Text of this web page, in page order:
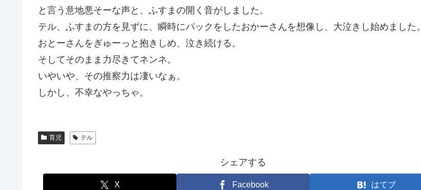
と言う意地悪そーな声と、ふすまの開く音がしました。
テル、ふすまの方を見ずに、瞬時にパックをしたおかーさんを想像し、大泣きし始めました。
おとーさんをぎゅーっと抱きしめ、泣き続ける。
そしてそのまま力尽きてネンネ。
いやいや、その推察力は凄いなぁ。
しかし、不幸なやっちゃ。
育児 テル
シェアする
X Facebook はてブ